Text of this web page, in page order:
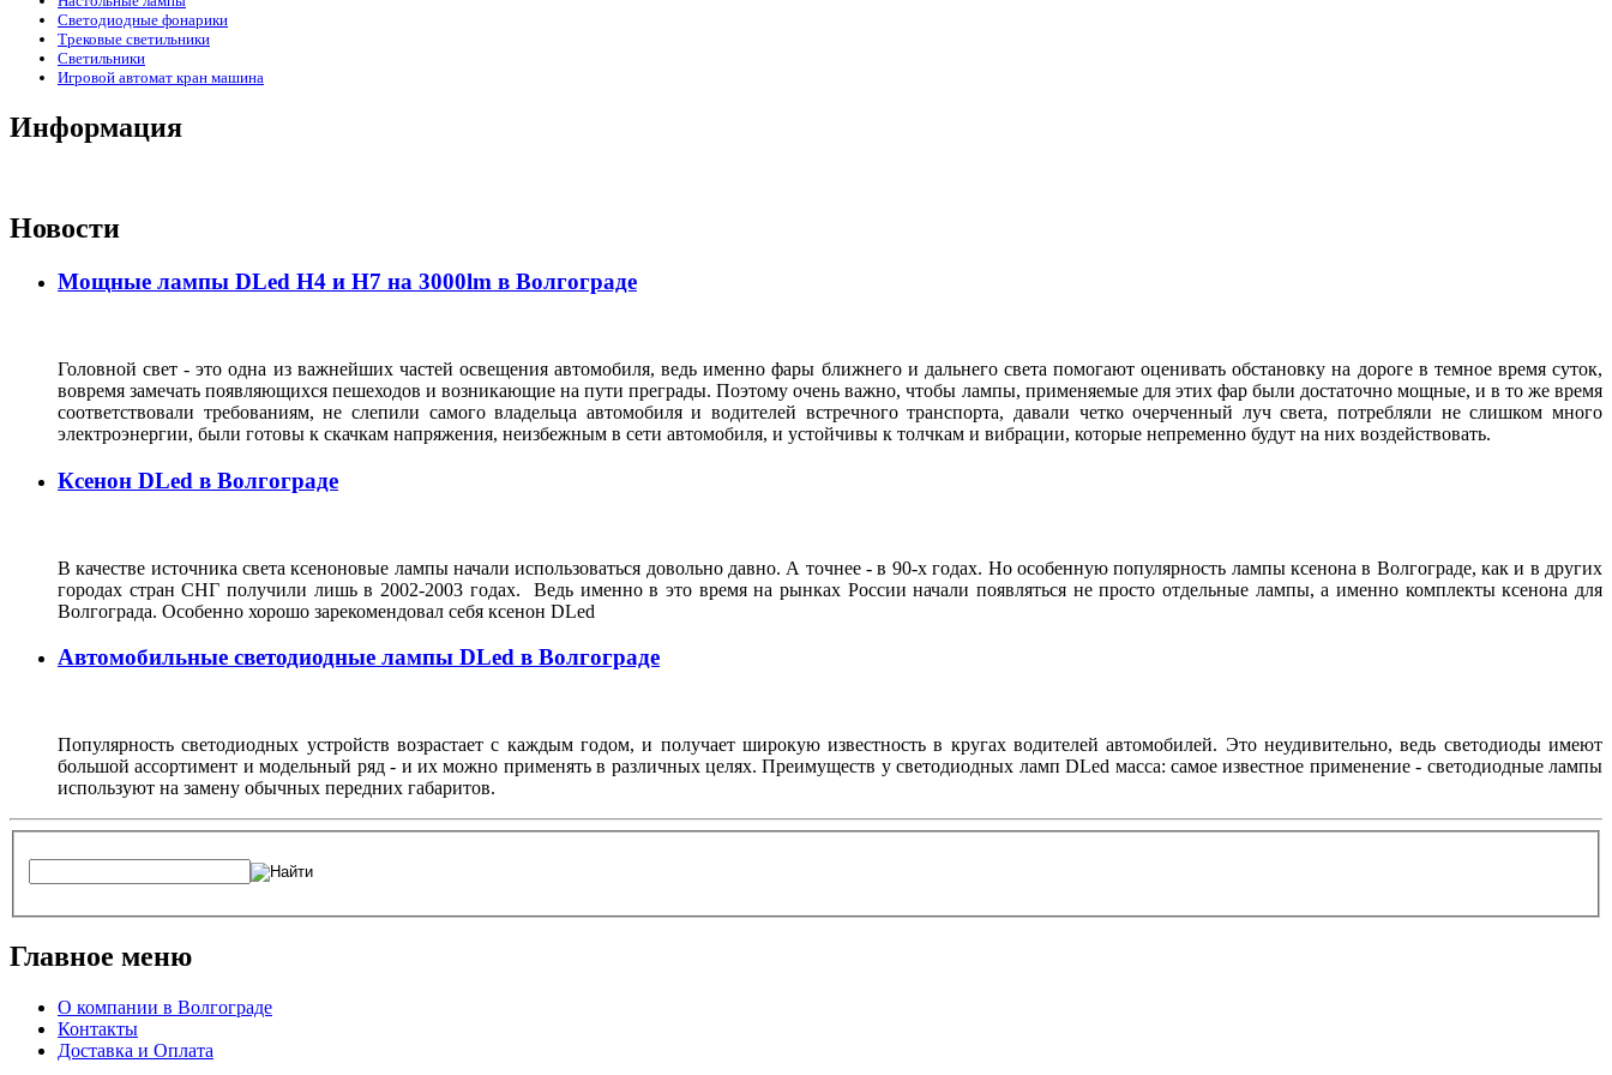
Светодиодные фонарики
Трековые светильники
Светильники
Игровой автомат кран машина
Информация
Новости
Мощные лампы DLed H4 и H7 на 3000lm в Волгограде
Головной свет - это одна из важнейших частей освещения автомобиля, ведь именно фары ближнего и дальнего света помогают оценивать обстановку на дороге в темное время суток,
вовремя замечать появляющихся пешеходов и возникающие на пути преграды. Поэтому очень важно, чтобы лампы, применяемые для этих фар были достаточно мощные, и в то же время
соответствовали требованиям, не слепили самого владельца автомобиля и водителей встречного транспорта, давали четко очерченный луч света, потребляли не слишком много
электроэнергии, были готовы к скачкам напряжения, неизбежным в сети автомобиля, и устойчивы к толчкам и вибрации, которые непременно будут на них воздействовать.
Ксенон DLed в Волгограде
В качестве источника света ксеноновые лампы начали использоваться довольно давно. А точнее - в 90-х годах. Но особенную популярность лампы ксенона в Волгограде, как и в других
городах стран СНГ получили лишь в 2002-2003 годах. Ведь именно в это время на рынках России начали появляться не просто отдельные лампы, а именно комплекты ксенона для
Волгограда. Особенно хорошо зарекомендовал себя ксенон DLed
Автомобильные светодиодные лампы DLed в Волгограде
Популярность светодиодных устройств возрастает с каждым годом, и получает широкую известность в кругах водителей автомобилей. Это неудивительно, ведь светодиоды имеют
большой ассортимент и модельный ряд - и их можно применять в различных целях. Преимуществ у светодиодных ламп DLed масса: самое известное применение - светодиодные лампы
используют на замену обычных передних габаритов.
Главное меню
О компании в Волгограде
Контакты
Доставка и Оплата